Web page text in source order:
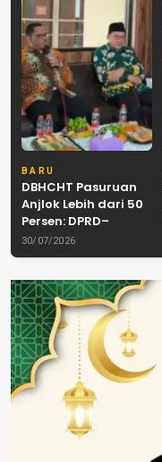
BARU
DBHCHT Pasuruan
Anjlok Lebih dari 50
Persen: DPRD–
Pemkab–Bea Cukai
Perkuat Perang
Rokok Ilegal
30/07/2026